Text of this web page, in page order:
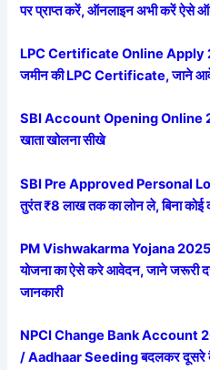
पर प्राप्त करें, ऑनलाइन अभी करें ऐसे
LPC Certificate Online Apply
जमीन की LPC Certificate, जाने
SBI Account Opening Online
खाता खोलना सीखे
SBI Pre Approved Personal
तुरंत ₹8 लाख तक का लोन ले, बिना कोई
PM Vishwakarma Yojana 2025
योजना का ऐसे करे आवेदन, जाने जरूरी
जानकारी
NPCI Change Bank Account
/ Aadhaar Seeding बदलकर दूसरे